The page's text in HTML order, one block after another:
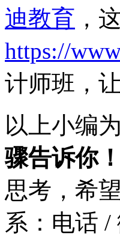
迪教育 ，
https://
计师班，
以上小编
骤告诉你！
思考，希
系： 电话 /